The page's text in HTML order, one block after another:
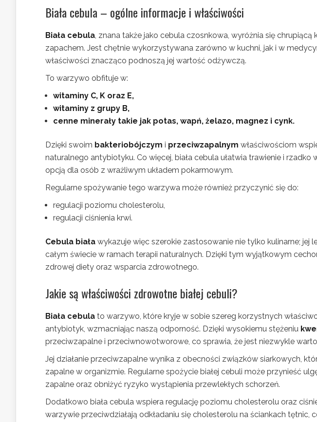
Biała cebula – ogólne informacje i właściwości
Biała cebula, znana także jako cebula czosnkowa, wyróżnia się
zapachem. Jest chętnie wykorzystywana zarówno w kuchni, jak i w
właściwości znacząco podnoszą jej wartość odżywczą.
To warzywo obfituje w:
witaminy C, K oraz E,
witaminy z grupy B,
cenne minerały takie jak potas, wapń, żelazo, magnez i cynk.
Dzięki swoim bakteriobójczym i przeciwzapalnym właściwościom
naturalnego antybiotyku. Co więcej, biała cebula ułatwia trawienie i rzadko
opcją dla osób z wrażliwym układem pokarmowym.
Regularne spożywanie tego warzywa może również przyczynić się do:
regulacji poziomu cholesterolu,
regulacji ciśnienia krwi.
Cebula biała wykazuje więc szerokie zastosowanie nie tylko kulinarne; jej
całym świecie w ramach terapii naturalnych. Dzięki tym wyjątkowym
zdrowej diety oraz wsparcia zdrowotnego.
Jakie są właściwości zdrowotne białej cebuli?
Biała cebula to warzywo, które kryje w sobie szereg korzystnych
antybiotyk, wzmacniając naszą odporność. Dzięki wysokiemu stężeniu
przeciwzapalne i przeciwnowotworowe, co sprawia, że jest niezwykle
Jej działanie przeciwzapalne wynika z obecności związków siarkowych,
zapalne w organizmie. Regularne spożycie białej cebuli może przynieść
zapalne oraz obniżyć ryzyko wystąpienia przewlekłych schorzeń.
Dodatkowo biała cebula wspiera regulację poziomu cholesterolu oraz
warzywie przeciwdziałają odkładaniu się cholesterolu na ściankach tętnic,